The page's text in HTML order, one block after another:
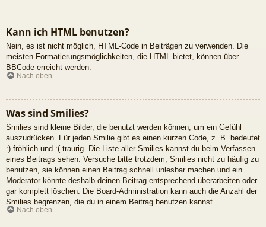
Kann ich HTML benutzen?
Nein, es ist nicht möglich, HTML-Code in Beiträgen zu verwenden. Die
meisten Formatierungsmöglichkeiten, die HTML bietet, können über
BBCode erreicht werden.
Nach oben
Was sind Smilies?
Smilies sind kleine Bilder, die benutzt werden können, um ein Gefühl
auszudrücken. Für jeden Smilie gibt es einen kurzen Code, z. B. bedeutet
:) fröhlich und :( traurig. Die Liste aller Smilies kannst du beim Verfassen
eines Beitrags sehen. Versuche bitte trotzdem, Smilies nicht zu häufig zu
benutzen, sie können einen Beitrag schnell unlesbar machen und ein
Moderator könnte deshalb deinen Beitrag entsprechend überarbeiten oder
gar komplett löschen. Die Board-Administration kann auch die Anzahl der
Smilies begrenzen, die du in einem Beitrag benutzen kannst.
Nach oben